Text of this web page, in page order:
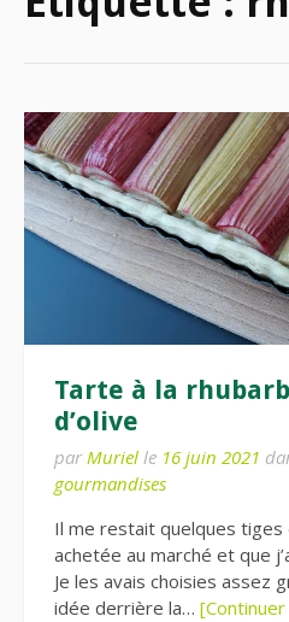
Tarte à la
d’olive
par Muriel le 16 juin 2021
gourmandises
Il me restait quelques tiges
achetée au marché et que
Je les avais choisies assez
idée derrière la…